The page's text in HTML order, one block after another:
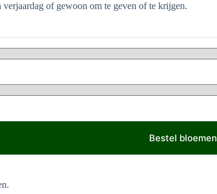
of gewoon om te geven of te krijgen.
Bestel bloemen